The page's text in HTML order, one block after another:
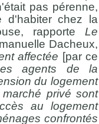
pas pérenne,
d'habiter chez la
rapporte Le
Dacheux,
affectée [par ce
agents de la
du logement
privé sont
au logement
confrontés